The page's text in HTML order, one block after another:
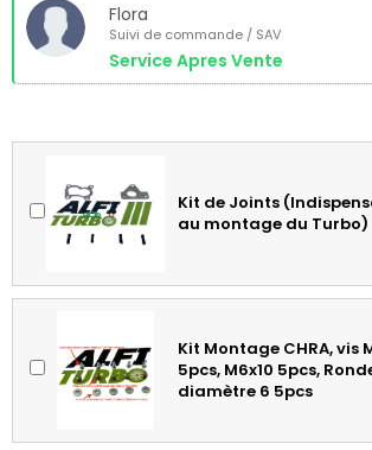
Flora
Suivi de commande / SAV
Service Apres Vente
Kit de Joints
au montage du Turbo)
Kit Montage CHRA, vis
5pcs, M6x10 5pcs,
diamètre 6 5pcs